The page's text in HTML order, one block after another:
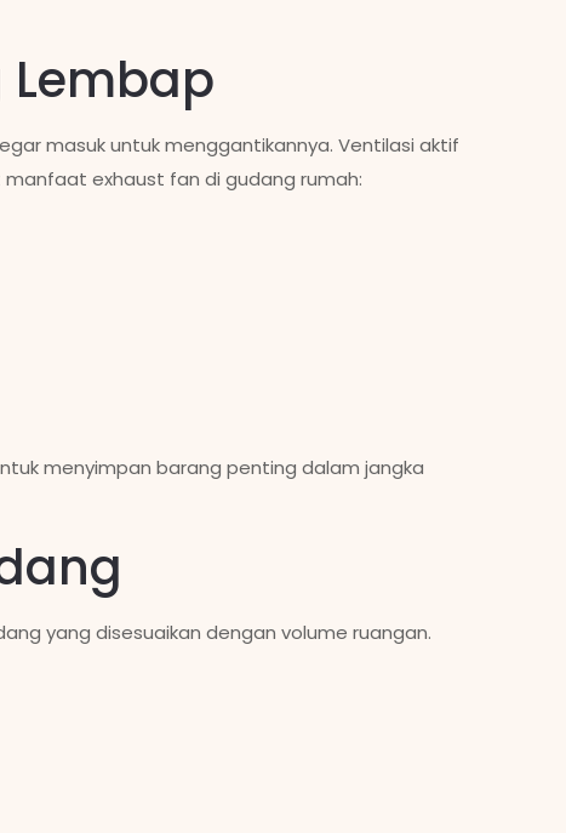
Lembap
masuk untuk menggantikannya. Ventilasi aktif
exhaust fan di gudang rumah:
menyimpan barang penting dalam jangka
yang disesuaikan dengan volume ruangan.